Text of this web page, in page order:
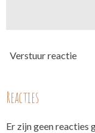
Verstuur reactie
Reacties
Er zijn geen reacties